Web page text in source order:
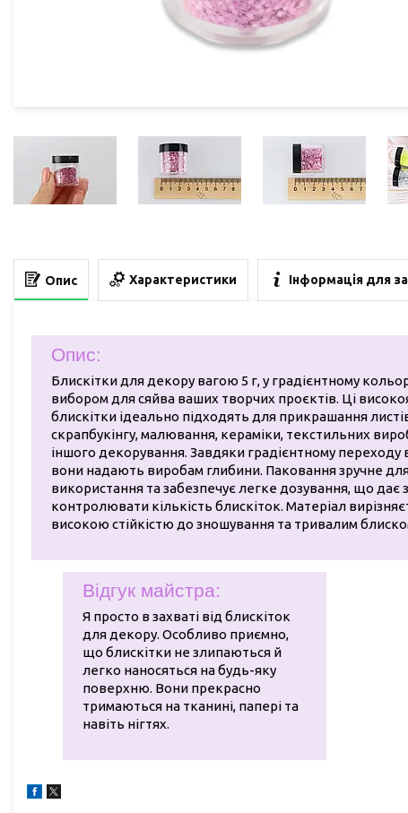
Опис Характеристики Інформація для
Опис:
Блискітки для декору вагою 5 г, у градієнтному
вибором для сяйва ваших творчих проєктів. Ці
блискітки ідеально підходять для прикрашання
скрапбукінгу, малювання, кераміки, текстильних
іншого декорування. Завдяки градієнтному переходу
вони надають виробам глибини. Паковання зручне
використання та забезпечує легке дозування, що дає
контролювати кількість блискіток. Матеріал
високою стійкістю до зношування та тривалим
Відгук майстра:
Я просто в захваті від блискіток
для декору. Особливо приємно,
що блискітки не злипаються й
легко наносяться на будь-яку
поверхню. Вони прекрасно
тримаються на тканині, папері та
навіть нігтях.